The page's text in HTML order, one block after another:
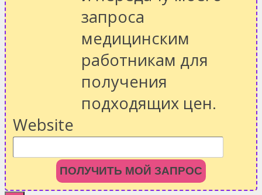
запроса
медицинским
работникам для
получения
подходящих цен.
Website
ПОЛУЧИТЬ МОЙ ЗАПРОС